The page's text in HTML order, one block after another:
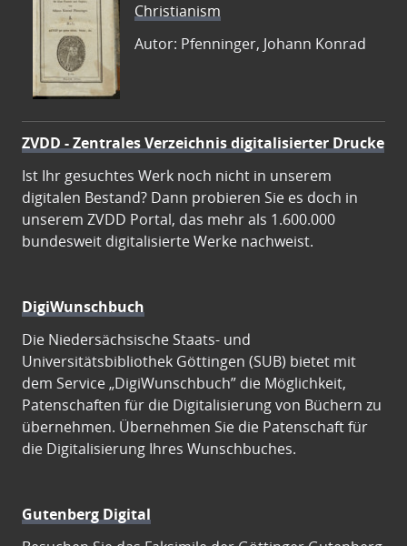
Christianism
Autor: Pfenninger, Johann Konrad
ZVDD - Zentrales Verzeichnis digitalisierter Drucke
Ist Ihr gesuchtes Werk noch nicht in unserem
digitalen Bestand? Dann probieren Sie es doch in
unserem ZVDD Portal, das mehr als 1.600.000
bundesweit digitalisierte Werke nachweist.
DigiWunschbuch
Die Niedersächsische Staats- und
Universitätsbibliothek Göttingen (SUB) bietet mit
dem Service „DigiWunschbuch” die Möglichkeit,
Patenschaften für die Digitalisierung von Büchern zu
übernehmen. Übernehmen Sie die Patenschaft für
die Digitalisierung Ihres Wunschbuches.
Gutenberg Digital